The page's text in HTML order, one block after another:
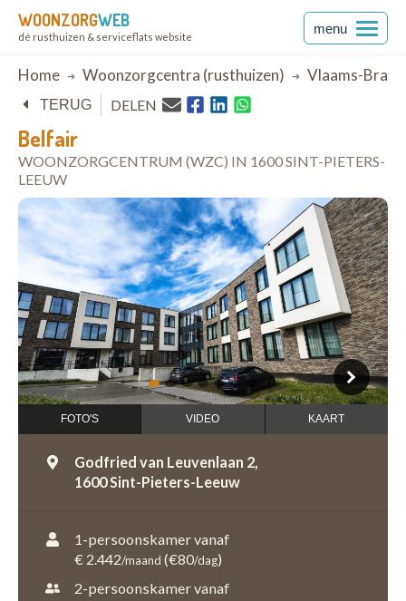
WOONZORGWEB
dé rusthuizen & serviceflats website
menu
Breadcrumb
Home Woonzorgcentra (rusthuizen) Vlaams-
Belfair
WOONZORGCENTRUM (WZC) IN 1600 SINT-PIETERS-
LEEUW
TERUG DELEN
1 2 3 4 5 6
open in Google Maps
FOTO'S VIDEO KAART
Godfried van Leuvenlaan 2,
1600 Sint-Pieters-Leeuw
1-persoonskamer vanaf
€ 2.442/maand (€80/dag)
2-persoonskamer vanaf